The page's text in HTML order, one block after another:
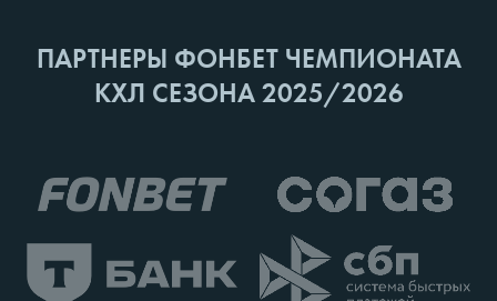
ПАРТНЕРЫ ФОНБЕТ ЧЕМПИОНАТА
КХЛ СЕЗОНА 2025/2026